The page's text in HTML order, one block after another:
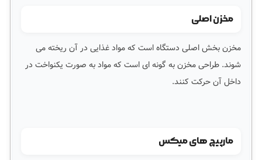
مخزن اصلی
مخزن بخش اصلی دستگاه است که مواد غذایی در آن ریخته می
شوند. طراحی مخزن به گونه ای است که مواد به صورت یکنواخت در
داخل آن حرکت کنند.
مارپیچ های میکس